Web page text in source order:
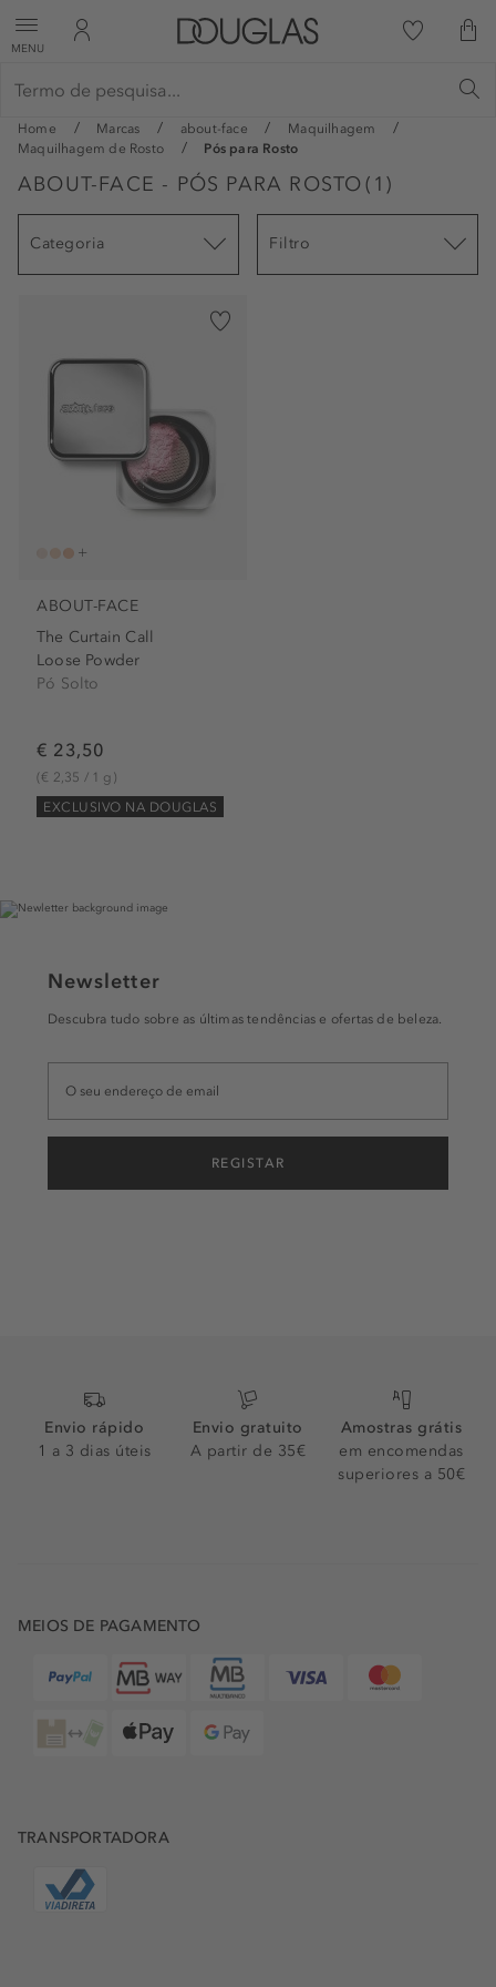
MENU
Home Marcas about-face
Maquilhagem
Maquilhagem de Rosto
Pós para Rosto
ABOUT-FACE - PÓS PARA ROSTO ( 1 )
Categoria Filtro
ABOUT-FACE
The Curtain Call
Loose Powder
Pó Solto
€ 23,50
(€ 2,35 / 1 g)
EXCLUSIVO NA DOUGLAS
Newsletter
Descubra tudo sobre as últimas tendências e ofertas de beleza.
REGISTAR
Envio rápido
1 a 3 dias úteis
Envio gratuito
A partir de 35€
Amostras grátis
em encomendas
superiores a 50€
MEIOS DE PAGAMENTO
TRANSPORTADORA